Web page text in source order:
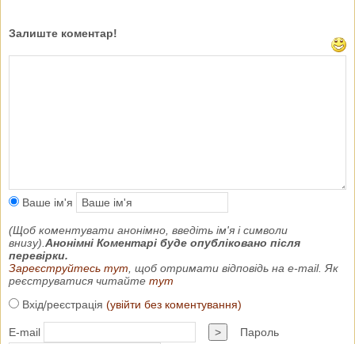
Залиште коментар!
Ваше ім'я
(Щоб коментувати анонімно, введіть ім'я і символи
внизу). Анонімні Коментарі буде опубліковано після
перевірки.
Зареєструйтесь тут , щоб отримати відповідь на e-mail. Як
реєструватися читайте тут
Вхід/реєстрація (увійти без коментування)
E-mail > Пароль